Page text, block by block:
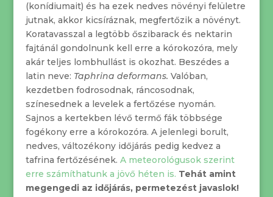
(konídiumait) és ha ezek nedves növényi felületre
jutnak, akkor kicsíráznak, megfertőzik a növényt.
Koratavasszal a legtöbb őszibarack és nektarin
fajtánál gondolnunk kell erre a kórokozóra, mely
akár teljes lombhullást is okozhat. Beszédes a
latin neve: Taphrina deformans.Valóban,
kezdetben fodrosodnak, ráncosodnak,
színesednek a levelek a fertőzése nyomán.
Sajnos a kertekben lévő termő fák többsége
fogékony erre a kórokozóra. A jelenlegi borult,
nedves, változékony időjárás pedig kedvez a
tafrina fertőzésének.A meteorológusok szerint
erre számíthatunk a jövő héten is. Tehát amint
megengedi az időjárás, permetezést javaslok!